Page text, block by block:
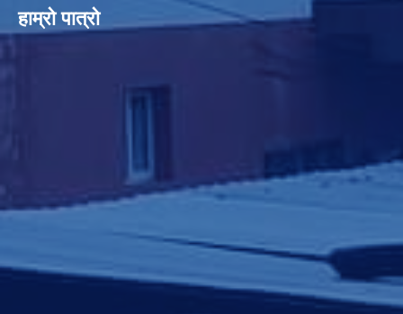
हाम्रो पात्रो